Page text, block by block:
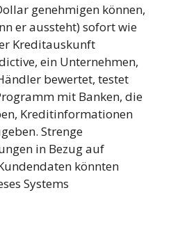
genehmigen können,
er aussteht) sofort wie
Kreditauskunft
ein Unternehmen,
bewertet, testet
mit Banken, die
Kreditinformationen
Strenge
in Bezug auf
könnten
Systems